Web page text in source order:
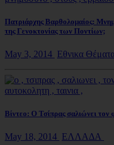
Πατριάρχης Βαρθολομαίος:
της Γενοκτονίας των Ποντίων;
May 3, 2014 Εθνικα
Βίντεο: Ο Τσίπρας σαλιώνει τον
May 18, 2014 ΕΛΛΑΔΑ